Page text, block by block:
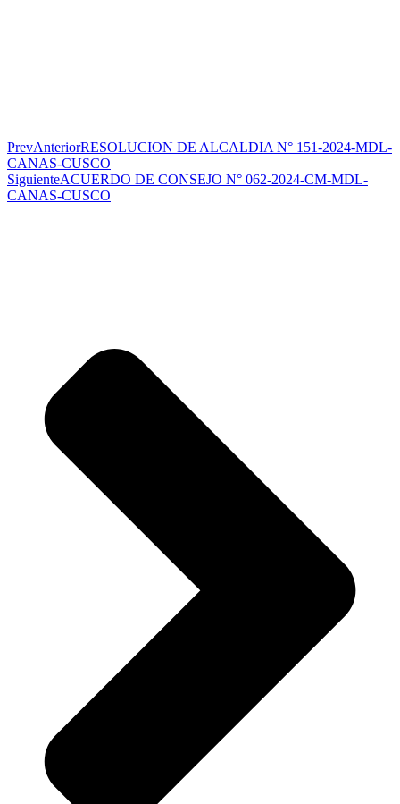
PrevAnteriorRESOLUCION DE ALCALDIA N° 151-2024-MDL-
CANAS-CUSCO
SiguienteACUERDO DE CONSEJO N° 062-2024-CM-MDL-
CANAS-CUSCO